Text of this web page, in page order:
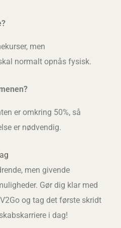
men
normalt opnås fysisk.
er omkring 50%, så
er nødvendig.
men givende
Gør dig klar med
og tag det første skridt
i dag!